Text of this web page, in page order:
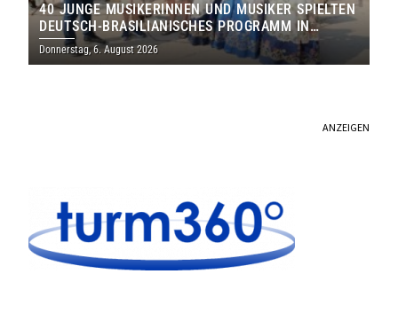
40 JUNGE MUSIKERINNEN UND MUSIKER SPIELTEN
DEUTSCH-BRASILIANISCHES PROGRAMM IN
THOLEY
Donnerstag, 6. August 2026
ANZEIGEN